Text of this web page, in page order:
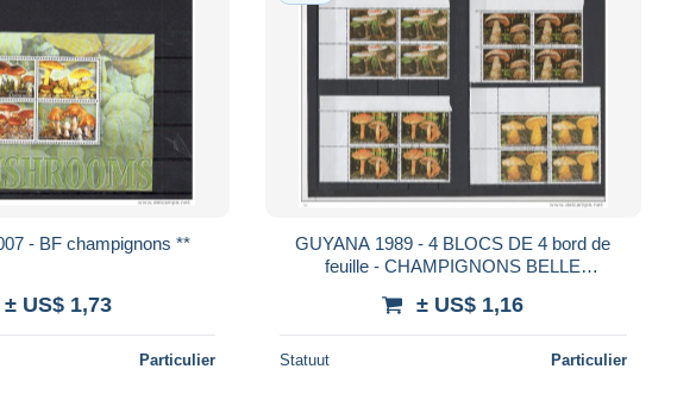
DOMINICA 2007 - BF champignons **
± US$ 1,73
Particulier
GUYANA 1989 - 4 BLOCS DE 4 bord de
feuille - CHAMPIGNONS BELLE
± US$ 1,16
Statuut Particulier